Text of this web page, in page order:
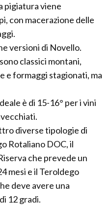
pigiatura viene
con macerazione delle
versioni di Novello.
classici montani,
e formaggi stagionati, ma
è di 15-16° per i vini
diverse tipologie di
Rotaliano DOC, il
che prevede un
mesi e il Teroldego
deve avere una
12 gradi.